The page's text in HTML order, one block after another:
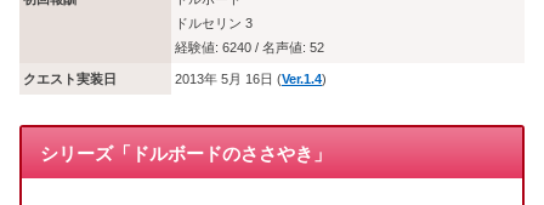
ドルセリン 3
経験値: 6240 / 名声値: 52
クエスト実装日 2013年 5月 16日 (Ver.1.4)
シリーズ「ドルボードのささやき」